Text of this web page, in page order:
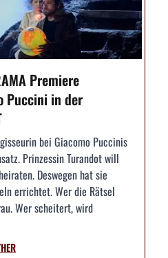
Premiere
Puccini in der
bei Giacomo Puccinis
Prinzessin Turandot will
Deswegen hat sie
errichtet. Wer die Rätsel
Wer scheitert, wird